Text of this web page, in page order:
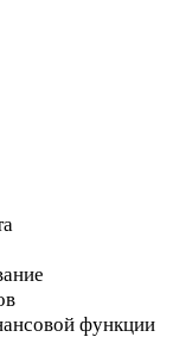
функции